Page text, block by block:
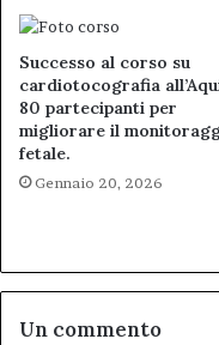
Successo al corso su
cardiotocografia
80 partecipanti per
migliorare il
fetale.
Gennaio 20, 2026
Un commento